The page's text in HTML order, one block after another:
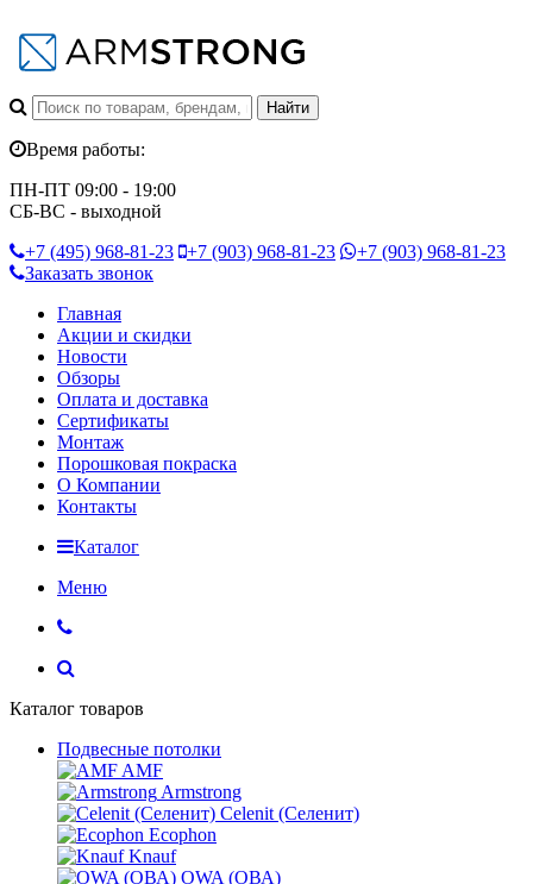
Время работы:
ПН-ПТ 09:00 - 19:00
СБ-ВС - выходной
+7 (495) 968-81-23 +7 (903) 968-81-23 +7 (903) 968-81-23
Заказать звонок
Главная
Акции и скидки
Новости
Обзоры
Оплата и доставка
Сертификаты
Монтаж
Порошковая покраска
О Компании
Контакты
Каталог
Меню
Каталог товаров
Подвесные потолки
AMF
Armstrong
Celenit (Селенит)
Ecophon
Knauf
OWA (ОВА)